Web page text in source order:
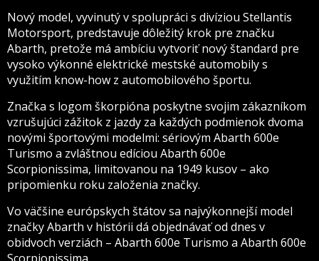
Nový model, vyvinutý v spolupráci s divíziou Stellantis
Motorsport, predstavuje dôležitý krok pre značku
Abarth, pretože má ambíciu vytvoriť nový štandard pre
vysoko výkonné elektrické mestské automobily s
využitím know-how z automobilového športu.
Značka s logom škorpióna poskytne svojim zákazníkom
vzrušujúci zážitok z jazdy za každých podmienok dvoma
novými športovými modelmi: sériovým Abarth 600e
Turismo a zvláštnou edíciou Abarth 600e
Scorpionissima, limitovanou na 1949 kusov – ako
pripomienku roku založenia značky.
Vo väčšine európskych štátov sa najvýkonnejší model
značky Abarth v histórii dá objednávať od dnes v
obidvoch verziách – Abarth 600e Turismo a Abarth 600e